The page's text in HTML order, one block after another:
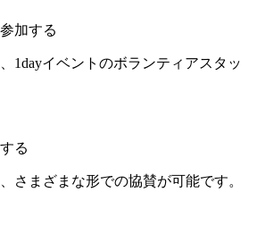
加する
1dayイベントのボランティアスタッ
る
さまざまな形での協賛が可能です。